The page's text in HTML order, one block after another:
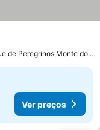
a 2.4 km de Albergue de Peregrinos Monte do Gozo
Ver preços